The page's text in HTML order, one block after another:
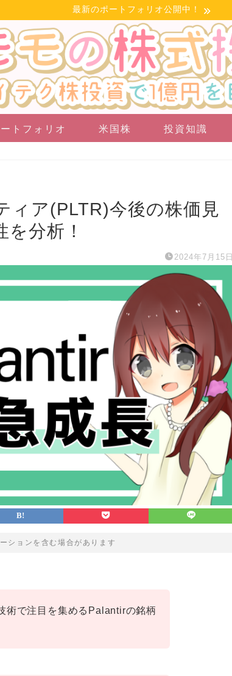
最新のポートフォリオ公開中！
トフォリオ 米国株 投資知識
ィア(PLTR)今後の株価見
分析！
2024年7月15日
ションを含む場合があります
術で注目を集めるPalantirの銘柄